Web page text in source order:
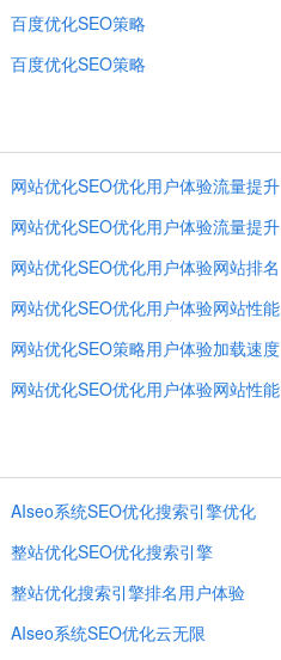
百度优化SEO策略
百度优化SEO策略
网站优化SEO优化用户体验流量提升
网站优化SEO优化用户体验流量提升
网站优化SEO优化用户体验网站排名
网站优化SEO优化用户体验网站性能
网站优化SEO策略用户体验加载速度
网站优化SEO优化用户体验网站性能
AIseo系统SEO优化搜索引擎优化
整站优化SEO优化搜索引擎
整站优化搜索引擎排名用户体验
AIseo系统SEO优化云无限